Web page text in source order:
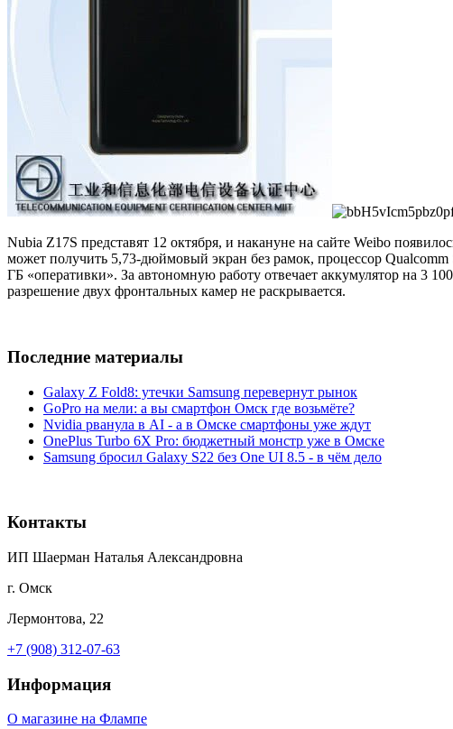
Nubia Z17S представят 12 октября, и накануне на сайте Weibo
может получить 5,73-дюймовый экран без рамок, процессор
ГБ «оперативки». За автономную работу отвечает аккумулятор на 3
разрешение двух фронтальных камер не раскрывается.
Последние материалы
Galaxy Z Fold8: утечки Samsung перевернут рынок
GoPro на мели: а вы смартфон Омск где возьмёте?
Nvidia рванула в AI - а в Омске смартфоны уже ждут
OnePlus Turbo 6X Pro: бюджетный монстр уже в Омске
Samsung бросил Galaxy S22 без One UI 8.5 - в чём дело
Контакты
ИП Шаерман Наталья Александровна
г. Омск
Лермонтова, 22
+7 (908) 312-07-63
Информация
О магазине на Флампе